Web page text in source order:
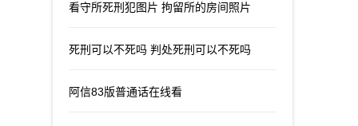
看守所死刑犯图片 拘留所的房间照片
死刑可以不死吗 判处死刑可以不死吗
阿信83版普通话在线看